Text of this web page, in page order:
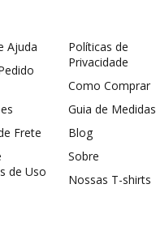
Ajuda
Frete
de Uso
Políticas de
Privacidade
Como Comprar
Guia de Medidas
Blog
Sobre
Nossas T-shirts